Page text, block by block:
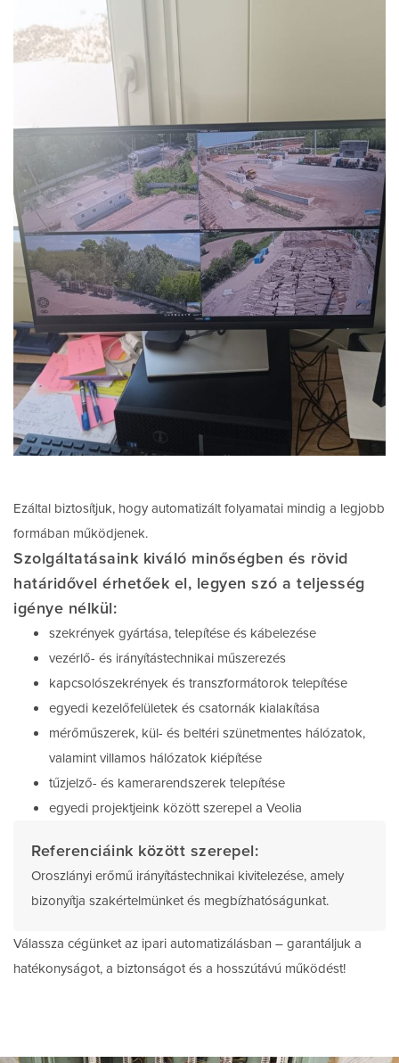
Ezáltal biztosítjuk, hogy automatizált folyamatai mindig a legjobb
formában működjenek.
Szolgáltatásaink kiváló minőségben és rövid
határidővel érhetőek el, legyen szó a teljesség
igénye nélkül:
szekrények gyártása, telepítése és kábelezése
vezérlő- és irányítástechnikai műszerezés
kapcsolószekrények és transzformátorok telepítése
egyedi kezelőfelületek és csatornák kialakítása
mérőműszerek, kül- és beltéri szünetmentes hálózatok,
valamint villamos hálózatok kiépítése
tűzjelző- és kamerarendszerek telepítése
egyedi projektjeink között szerepel a Veolia
Referenciáink között szerepel:
Oroszlányi erőmű irányítástechnikai kivitelezése, amely
bizonyítja szakértelmünket és megbízhatóságunkat.
Válassza cégünket az ipari automatizálásban – garantáljuk a
hatékonyságot, a biztonságot és a hosszútávú működést!